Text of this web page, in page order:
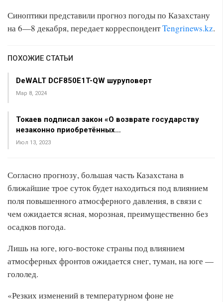
Синоптики представили прогноз погоды по Казахстану
на 6—8 декабря, передает корреспондентTengrinews.kz.
ПОХОЖИЕ СТАТЬИ
DeWALT DCF850E1T-QW шуруповерт
Мар 8, 2024
Токаев подписал закон «О возврате государству
незаконно приобретённых…
Июл 13, 2023
Согласно прогнозу, большая часть Казахстана в
ближайшие трое суток будет находиться под влиянием
поля повышенного атмосферного давления, в связи с
чем ожидается ясная, морозная, преимущественно без
осадков погода.
Лишь на юге, юго-востоке страны под влиянием
атмосферных фронтов ожидается снег, туман, на юге —
гололед.
«Резких изменений в температурном фоне не